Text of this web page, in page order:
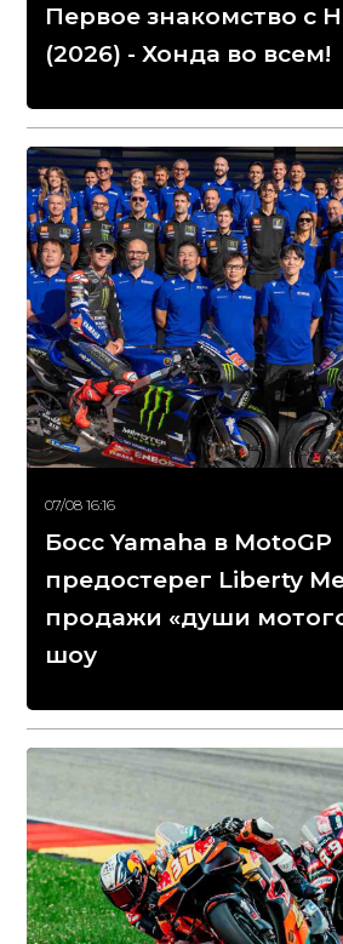
Первое знакомство с
(2026) - Хонда во всем!
07/08 16:16
Босс Yamaha в MotoGP
предостерег Liberty
продажи «души
шоу